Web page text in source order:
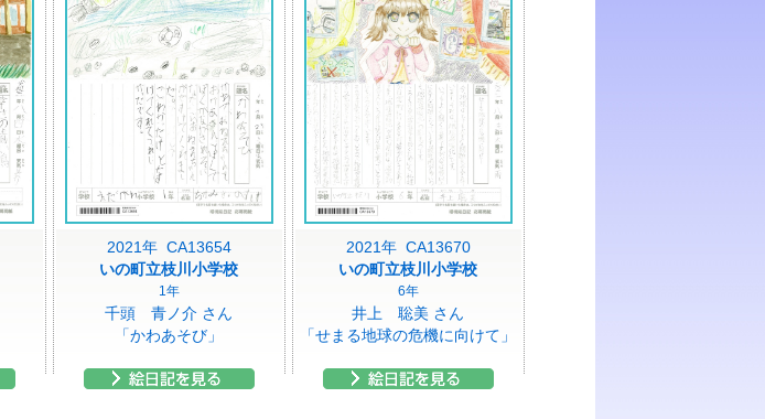
2021年 CA13654
いの町立枝川小学校
1年
千頭 青ノ介 さん
「かわあそび」
2021年 CA13670
いの町立枝川小学校
6年
井上 聡美 さん
「せまる地球の危機に向けて」